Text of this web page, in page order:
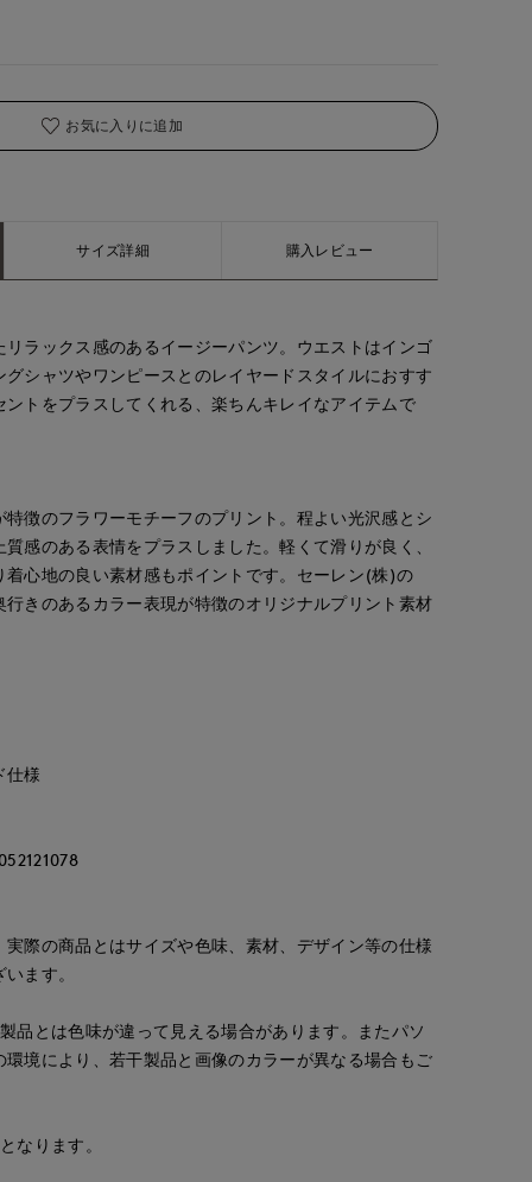
Mayu
福山天満屋店INED/7-IDconcept./Maglie
真実
広島三越I.T.'S.international
Nakajima
広島三越I.T.'S.international
お気に入りに追加
サイズ詳細 購入レビュー
ラックス感のあるイージーパンツ。ウエストはインゴ
シャツやワンピースとのレイヤードスタイルにおすす
トをプラスしてくれる、楽ちんキレイなアイテムで
徴のフラワーモチーフのプリント。程よい光沢感とシ
感のある表情をプラスしました。軽くて滑りが良く、
着心地の良い素材感もポイントです。セーレン(株)の
きのあるカラー表現が特徴のオリジナルプリント素材
仕様
際の商品とはサイズや色味、素材、デザイン等の仕様
ます。
品とは色味が違って見える場合があります。またパソ
境により、若干製品と画像のカラーが異なる場合もご
なります。